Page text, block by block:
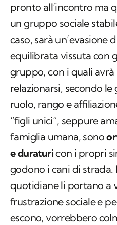
pronto all’incontro ma
un gruppo sociale
caso, sarà un’evasione
equilibrata vissuta con
gruppo, con i quali
relazionarsi, secondo
ruolo, rango e
“figli unici”, seppure
famiglia umana, sono
e duraturicon i propri
godono i cani di
quotidiane li portano a
frustrazione sociale e
escono, vorrebbero